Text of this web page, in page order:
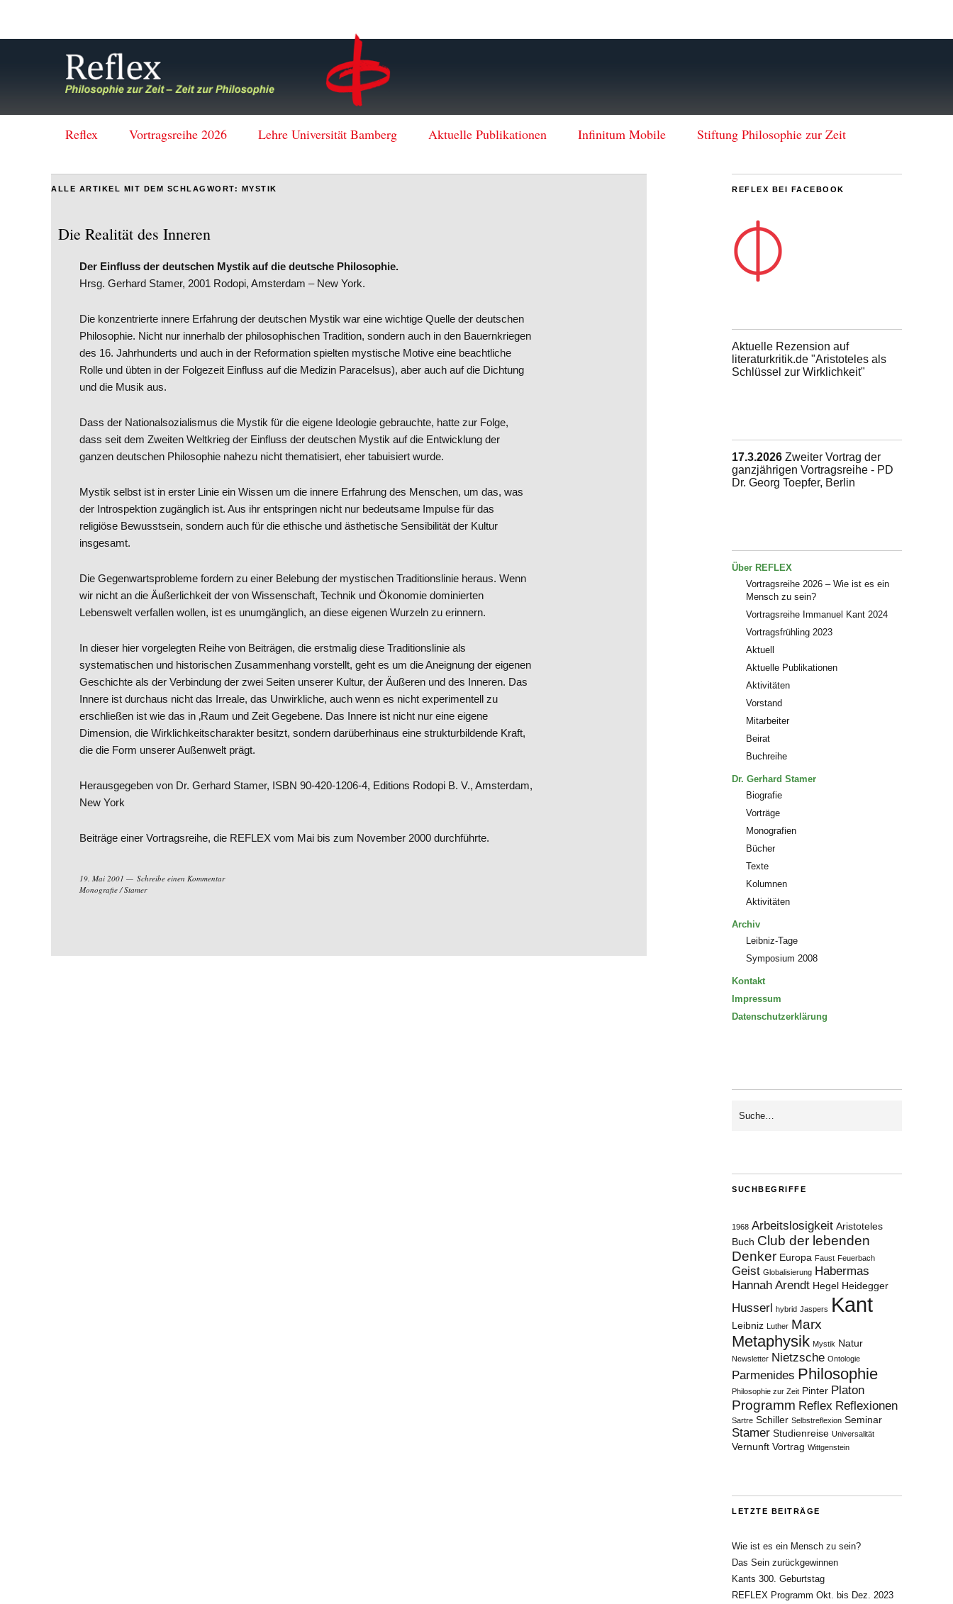
Reflex Vortragsreihe 2026 Lehre Universität Bamberg Aktuelle Publikationen Infinitum Mobile Stiftung Philosophie zur Zeit
ALLE ARTIKEL MIT DEM SCHLAGWORT: MYSTIK
Die Realität des Inneren
Der Einfluss der deutschen Mystik auf die deutsche Philosophie.
Hrsg. Gerhard Stamer, 2001 Rodopi, Amsterdam – New York.
Die konzentrierte innere Erfahrung der deutschen Mystik war eine wichtige Quelle der deutschen
Philosophie. Nicht nur innerhalb der philosophischen Tradition, sondern auch in den Bauernkriegen
des 16. Jahrhunderts und auch in der Reformation spielten mystische Motive eine beachtliche
Rolle und übten in der Folgezeit Einfluss auf die Medizin Paracelsus), aber auch auf die Dichtung
und die Musik aus.
Dass der Nationalsozialismus die Mystik für die eigene Ideologie gebrauchte, hatte zur Folge,
dass seit dem Zweiten Weltkrieg der Einfluss der deutschen Mystik auf die Entwicklung der
ganzen deutschen Philosophie nahezu nicht thematisiert, eher tabuisiert wurde.
Mystik selbst ist in erster Linie ein Wissen um die innere Erfahrung des Menschen, um das, was
der Introspektion zugänglich ist. Aus ihr entspringen nicht nur bedeutsame Impulse für das
religiöse Bewusstsein, sondern auch für die ethische und ästhetische Sensibilität der Kultur
insgesamt.
Die Gegenwartsprobleme fordern zu einer Belebung der mystischen Traditionslinie heraus. Wenn
wir nicht an die Äußerlichkeit der von Wissenschaft, Technik und Ökonomie dominierten
Lebenswelt verfallen wollen, ist es unumgänglich, an diese eigenen Wurzeln zu erinnern.
In dieser hier vorgelegten Reihe von Beiträgen, die erstmalig diese Traditionslinie als
systematischen und historischen Zusammenhang vorstellt, geht es um die Aneignung der eigenen
Geschichte als der Verbindung der zwei Seiten unserer Kultur, der Äußeren und des Inneren. Das
Innere ist durchaus nicht das Irreale, das Unwirkliche, auch wenn es nicht experimentell zu
erschließen ist wie das in ‚Raum und Zeit Gegebene. Das Innere ist nicht nur eine eigene
Dimension, die Wirklichkeitscharakter besitzt, sondern darüberhinaus eine strukturbildende Kraft,
die die Form unserer Außenwelt prägt.
Herausgegeben von Dr. Gerhard Stamer, ISBN 90-420-1206-4, Editions Rodopi B. V., Amsterdam,
New York
Beiträge einer Vortragsreihe, die REFLEX vom Mai bis zum November 2000 durchführte.
19. Mai 2001
Schreibe einen Kommentar
Monografie /Stamer
REFLEX BEI FACEBOOK
Aktuelle Rezension auf
literaturkritik.de "Aristoteles als
Schlüssel zur Wirklichkeit"
17.3.2026 Zweiter Vortrag der
ganzjährigen Vortragsreihe - PD
Dr. Georg Toepfer, Berlin
Über REFLEX
Vortragsreihe 2026 – Wie ist es ein
Mensch zu sein?
Vortragsreihe Immanuel Kant 2024
Vortragsfrühling 2023
Aktuell
Aktuelle Publikationen
Aktivitäten
Vorstand
Mitarbeiter
Beirat
Buchreihe
Dr. Gerhard Stamer
Biografie
Vorträge
Monografien
Bücher
Texte
Kolumnen
Aktivitäten
Archiv
Leibniz-Tage
Symposium 2008
Kontakt
Impressum
Datenschutzerklärung
SUCHBEGRIFFE
1968 Arbeitslosigkeit Aristoteles
Buch Club der lebenden
Denker Europa Faust Feuerbach
Geist Globalisierung Habermas
Hannah Arendt Hegel Heidegger
Husserl hybrid Jaspers Kant
Leibniz Luther Marx
Metaphysik Mystik Natur
Newsletter Nietzsche Ontologie
Parmenides Philosophie
Philosophie zur Zeit Pinter Platon
Programm Reflex Reflexionen
Sartre Schiller Selbstreflexion Seminar
Stamer Studienreise Universalität
Vernunft Vortrag Wittgenstein
LETZTE BEITRÄGE
Wie ist es ein Mensch zu sein?
Das Sein zurückgewinnen
Kants 300. Geburtstag
REFLEX Programm Okt. bis Dez. 2023